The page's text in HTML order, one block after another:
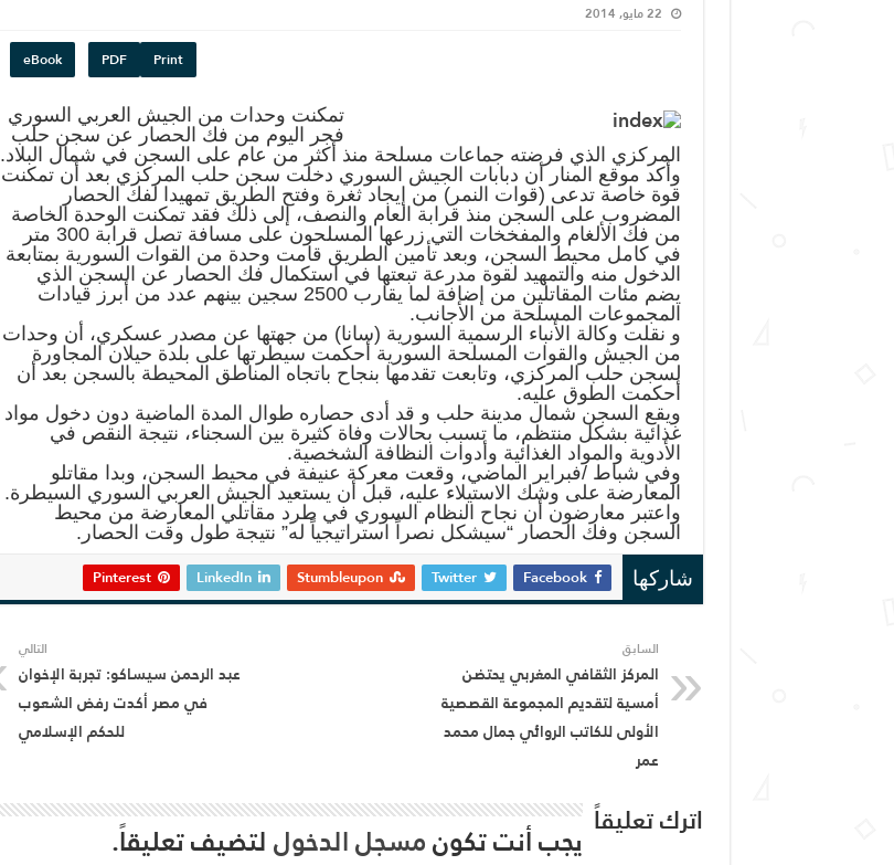
22 مايو, 2014
Print
PDF
eBook
تمكنت وحدات من الجيش العربي السوري
فجر اليوم من فك الحصار عن سجن حلب
المركزي الذي فرضته جماعات مسلحة منذ أكثر من عام على السجن في شمال البلاد.
وأكد موقع المنار أن دبابات الجيش السوري دخلت سجن حلب المركزي بعد أن تمكنت
قوة خاصة تدعى (قوات النمر) من إيجاد ثغرة وفتح الطريق تمهيدا لفك الحصار
المضروب على السجن منذ قرابة العام والنصف، إلى ذلك فقد تمكنت الوحدة الخاصة
من فك الألغام والمفخخات التي زرعها المسلحون على مسافة تصل قرابة 300 متر
في كامل محيط السجن، وبعد تأمين الطريق قامت وحدة من القوات السورية بمتابعة
الدخول منه والتمهيد لقوة مدرعة تبعتها في استكمال فك الحصار عن السجن الذي
يضم مئات المقاتلين من إضافة لما يقارب 2500 سجين بينهم عدد من أبرز قيادات
المجموعات المسلحة من الأجانب.
و نقلت وكالة الأنباء الرسمية السورية (سانا) من جهتها عن مصدر عسكري، أن وحدات
من الجيش والقوات المسلحة السورية أحكمت سيطرتها على بلدة حيلان المجاورة
لسجن حلب المركزي، وتابعت تقدمها بنجاح باتجاه المناطق المحيطة بالسجن بعد أن
أحكمت الطوق عليه.
ويقع السجن شمال مدينة حلب و قد أدى حصاره طوال المدة الماضية دون دخول مواد
غذائية بشكل منتظم، ما تسبب بحالات وفاة كثيرة بين السجناء، نتيجة النقص في
الأدوية والمواد الغذائية وأدوات النظافة الشخصية.
وفي شباط /فبراير الماضي، وقعت معركة عنيفة في محيط السجن، وبدا مقاتلو
المعارضة على وشك الاستيلاء عليه، قبل أن يستعيد الجيش العربي السوري السيطرة.
واعتبر معارضون أن نجاح النظام السوري في طرد مقاتلي المعارضة من محيط
السجن وفك الحصار “سيشكل نصراً استراتيجياً له” نتيجة طول وقت الحصار.
شاركها Facebook
Twitter
Stumbleupon
LinkedIn
Pinterest
السابق
المركز الثقافي المغربي يحتضن
أمسية لتقديم المجموعة القصصية
الأولى للكاتب الروائي جمال محمد
عمر
التالي
عبد الرحمن سيساكو: تجربة الإخوان
في مصر أكدت رفض الشعوب
للحكم الإسلامي
اترك تعليقاً يجب أنت تكونمسجل الدخوللتضيف تعليقاً.